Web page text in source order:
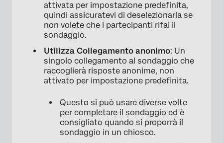
attivata per impostazione predefinita,
quindi assicuratevi di deselezionarla se
non volete che i partecipanti rifai il
sondaggio.
Utilizza Collegamento anonimo: Un
singolo collegamento al sondaggio che
raccoglierà risposte anonime, non
attivato per impostazione predefinita.
Questo si può usare diverse volte
per completare il sondaggio ed è
consigliato quando si proporrà il
sondaggio in un chiosco.